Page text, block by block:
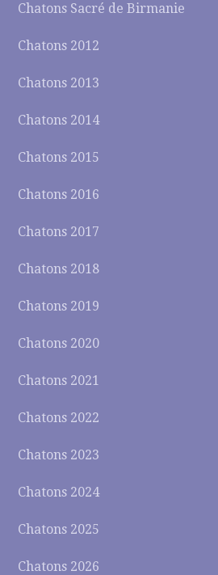
Chatons Sacré de Birmanie
Chatons 2012
Chatons 2013
Chatons 2014
Chatons 2015
Chatons 2016
Chatons 2017
Chatons 2018
Chatons 2019
Chatons 2020
Chatons 2021
Chatons 2022
Chatons 2023
Chatons 2024
Chatons 2025
Chatons 2026